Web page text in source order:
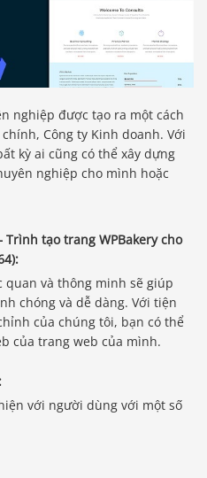
nghiệp được tạo ra một cách
Công ty Kinh doanh. Với
kỳ ai cũng có thể xây dựng
nghiệp cho mình hoặc
tạo trang WPBakery cho
và thông minh sẽ giúp
chóng và dễ dàng. Với tiện
của chúng tôi, bạn có thể
của trang web của mình.
với người dùng với một số